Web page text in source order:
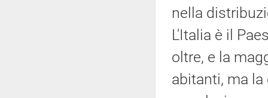
nella
L'Italia è il
oltre, e la
abitanti, ma